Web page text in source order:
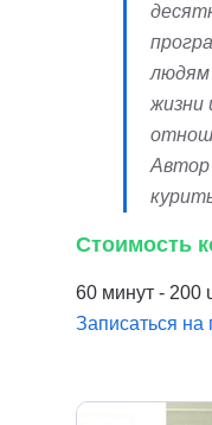
людям
жизни
Автор
Стоимость
60 минут - 200
Записаться на